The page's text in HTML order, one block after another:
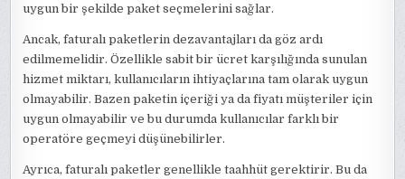
uygun bir şekilde paket seçmelerini sağlar.
Ancak, faturalı paketlerin dezavantajları da göz ardı
edilmemelidir. Özellikle sabit bir ücret karşılığında sunulan
hizmet miktarı, kullanıcıların ihtiyaçlarına tam olarak uygun
olmayabilir. Bazen paketin içeriği ya da fiyatı müşteriler için
uygun olmayabilir ve bu durumda kullanıcılar farklı bir
operatöre geçmeyi düşünebilirler.
Ayrıca, faturalı paketler genellikle taahhüt gerektirir. Bu da